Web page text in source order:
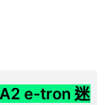
e-tron 迷